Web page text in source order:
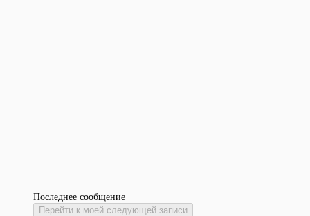
Последнее сообщение
Перейти к моей следующей записи